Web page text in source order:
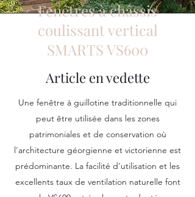
Fenêtres à châssis
coulissant vertical
SMARTS VS600
Article en vedette
Une fenêtre à guillotine traditionnelle qui
peut être utilisée dans les zones
patrimoniales et de conservation où
l'architecture géorgienne et victorienne est
prédominante. La facilité d'utilisation et les
excellents taux de ventilation naturelle font